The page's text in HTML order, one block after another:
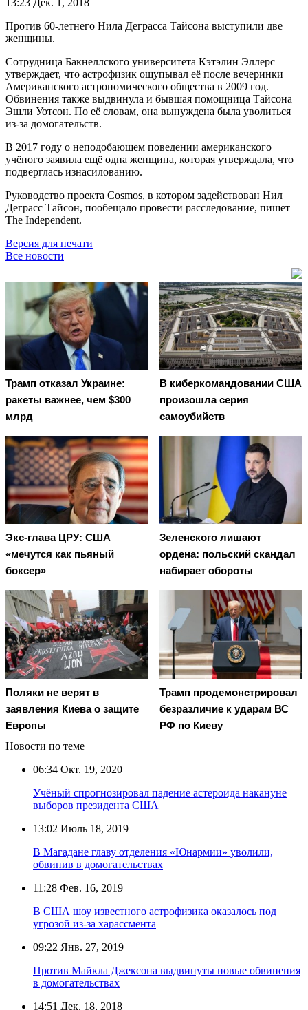
Против 60-летнего Нила Деграсса Тайсона выступили две
женщины.
Сотрудница Бакнеллского университета Кэтэлин Эллерс
утверждает, что астрофизик ощупывал её после вечеринки
Американского астрономического общества в 2009 год.
Обвинения также выдвинула и бывшая помощница Тайсона
Эшли Уотсон. По её словам, она вынуждена была уволиться
из-за домогательств.
В 2017 году о неподобающем поведении американского
учёного заявила ещё одна женщина, которая утверждала, что
подверглась изнасилованию.
Руководство проекта Cosmos, в котором задействован Нил
Деграсс Тайсон, пообещало провести расследование, пишет
The Independent.
Версия для печати
Все новости
Трамп отказал Украине:
ракеты важнее, чем $300
млрд
В киберкомандовании США
произошла серия
самоубийств
Экс-глава ЦРУ: США
«мечутся как пьяный
боксер»
Зеленского лишают
ордена: польский скандал
набирает обороты
Поляки не верят в
заявления Киева о защите
Европы
Трамп продемонстрировал
безразличие к ударам ВС
РФ по Киеву
Новости по теме
06:34 Окт. 19, 2020
Учёный спрогнозировал падение астероида накануне
выборов президента США
13:02 Июль 18, 2019
В Магадане главу отделения «Юнармии» уволили,
обвинив в домогательствах
11:28 Фев. 16, 2019
В США шоу известного астрофизика оказалось под
угрозой из-за харассмента
09:22 Янв. 27, 2019
Против Майкла Джексона выдвинуты новые обвинения
в домогательствах
14:51 Дек. 18, 2018